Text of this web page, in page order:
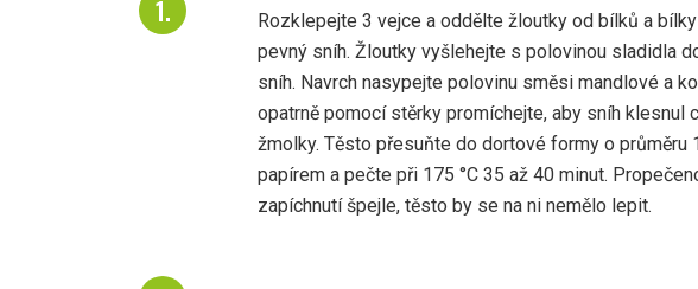
Rozklepejte 3 vejce a oddělte žloutky od bílků a
pevný sníh. Žloutky vyšlehejte s polovinou sladidla
sníh. Navrch nasypejte polovinu směsi mandlové a
opatrně pomocí stěrky promíchejte, aby sníh klesnul
žmolky. Těsto přesuňte do dortové formy o průměru
papírem a pečte při 175 °C 35 až 40 minut.
zapíchnutí špejle, těsto by se na ni nemělo lepit.